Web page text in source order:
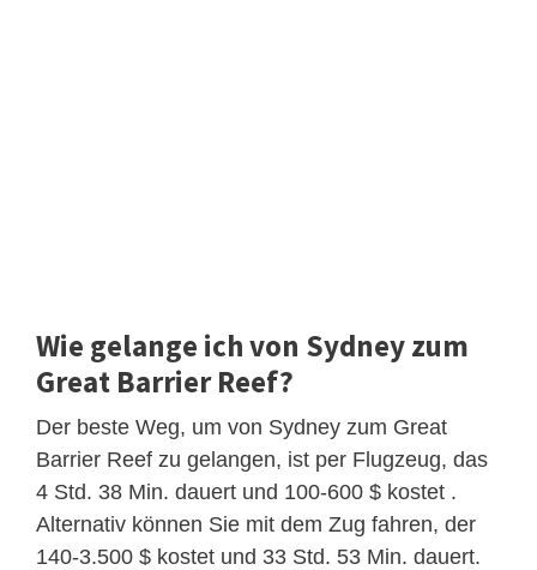
Wie gelange ich von Sydney zum
Great Barrier Reef?
Der beste Weg, um von Sydney zum Great
Barrier Reef zu gelangen, ist per Flugzeug, das
4 Std. 38 Min. dauert und 100-600 $ kostet .
Alternativ können Sie mit dem Zug fahren, der
140-3.500 $ kostet und 33 Std. 53 Min. dauert.